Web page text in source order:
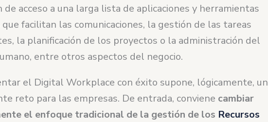
de acceso a una larga lista de aplicaciones y herramientas
facilitan las comunicaciones, la gestión de las tareas
la planificación de los proyectos o la administración del
entre otros aspectos del negocio.
el Digital Workplace con éxito supone, lógicamente, un
reto para las empresas. De entrada, conviene cambiar
el enfoque tradicional de la gestión de los Recursos